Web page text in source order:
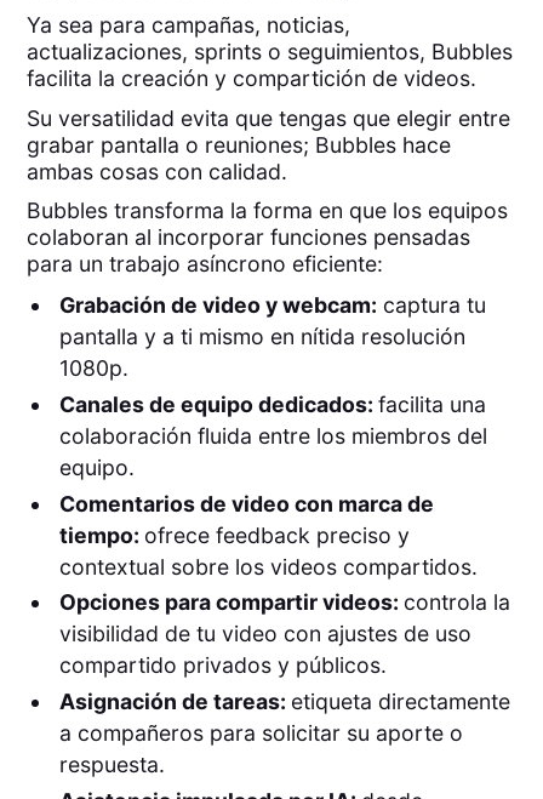
Ya sea para campañas, noticias,
actualizaciones, sprints o seguimientos, Bubbles
facilita la creación y compartición de videos.
Su versatilidad evita que tengas que elegir entre
grabar pantalla o reuniones; Bubbles hace
ambas cosas con calidad.
Bubbles transforma la forma en que los equipos
colaboran al incorporar funciones pensadas
para un trabajo asíncrono eficiente:
Grabación de video y webcam: captura tu
pantalla y a ti mismo en nítida resolución
1080p.
Canales de equipo dedicados: facilita una
colaboración fluida entre los miembros del
equipo.
Comentarios de video con marca de
tiempo: ofrece feedback preciso y
contextual sobre los videos compartidos.
Opciones para compartir videos: controla la
visibilidad de tu video con ajustes de uso
compartido privados y públicos.
Asignación de tareas: etiqueta directamente
a compañeros para solicitar su aporte o
respuesta.